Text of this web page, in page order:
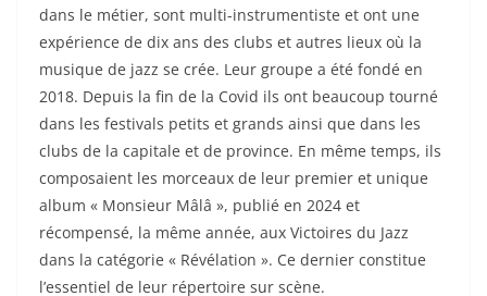
dans le métier, sont multi-instrumentiste et ont une
expérience de dix ans des clubs et autres lieux où la
musique de jazz se crée. Leur groupe a été fondé en
2018. Depuis la fin de la Covid ils ont beaucoup tourné
dans les festivals petits et grands ainsi que dans les
clubs de la capitale et de province. En même temps, ils
composaient les morceaux de leur premier et unique
album « Monsieur Mâlâ », publié en 2024 et
récompensé, la même année, aux Victoires du Jazz
dans la catégorie « Révélation ». Ce dernier constitue
l’essentiel de leur répertoire sur scène.